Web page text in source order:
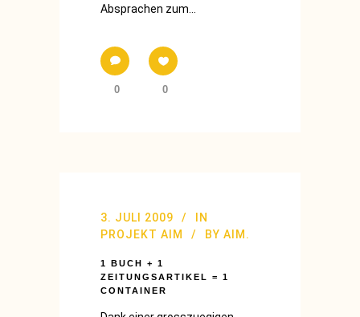
Absprachen zum...
0 0
3. JULI 2009
IN
PROJEKT AIM
BY AIM.
1 BUCH + 1
ZEITUNGSARTIKEL = 1
CONTAINER